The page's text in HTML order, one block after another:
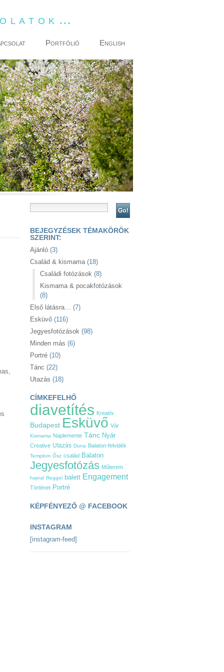
Portfólió English
BEJEGYZÉSEK TÉMAKÖRÖK
SZERINT:
Ajánló (3)
Család & kismama(18)
Családi fotózások (8)
Kismama & pocakfotózások
(8)
Első látásra… (7)
Esküvő (116)
Jegyesfotózások (98)
Minden más (6)
Portré (10)
Tánc (22)
Utazás (18)
CÍMKEFELHŐ
diavetítés Kreatív
Budapest Esküvő Vár
Kismama Naplemente Tánc Nyár
Creative Utazás Duna Balaton-felvidék
Templom Ősz család Balaton
Jegyesfotózás Műterem
hajnal Reggel balett Engagement
Történet Portré
KÉPFÉNYEZŐ @ FACEBOOK
INSTAGRAM
[instagram-feed]